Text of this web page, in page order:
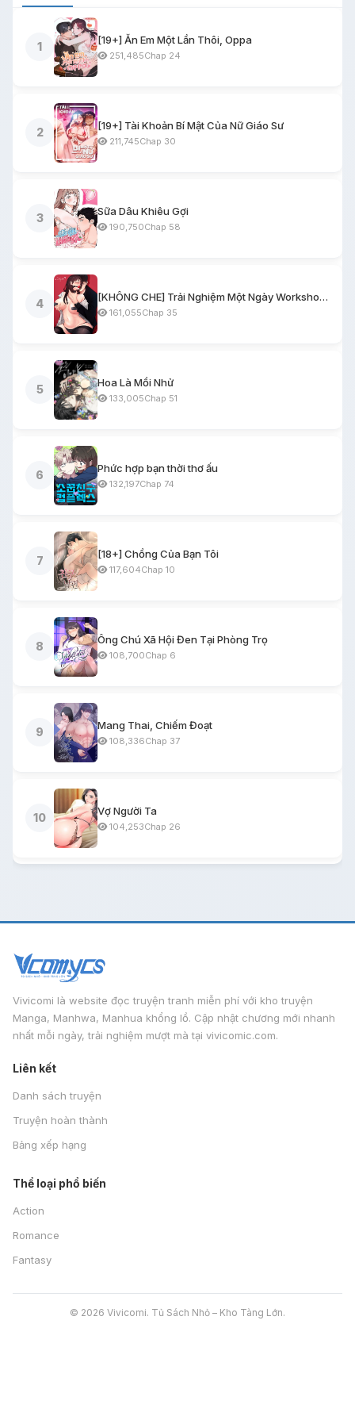
1
[19+] Ăn Em Một Lần Thôi, Oppa
251,485Chap 24
2
[19+] Tài Khoản Bí Mật Của Nữ Giáo Sư
211,745Chap 30
3
Sữa Dâu Khiêu Gợi
190,750Chap 58
4
[KHÔNG CHE] Trải Nghiệm Một Ngày Workshop BDSM
161,055Chap 35
5
Hoa Là Mồi Nhử
133,005Chap 51
6
Phức hợp bạn thời thơ ấu
132,197Chap 74
7
[18+] Chồng Của Bạn Tôi
117,604Chap 10
8
Ông Chú Xã Hội Đen Tại Phòng Trọ
108,700Chap 6
9
Mang Thai, Chiếm Đoạt
108,336Chap 37
10
Vợ Người Ta
104,253Chap 26
Vivicomi là website đọc truyện tranh miễn phí với kho truyện
Manga, Manhwa, Manhua khổng lồ. Cập nhật chương mới nhanh
nhất mỗi ngày, trải nghiệm mượt mà tại vivicomic.com.
Liên kết
Danh sách truyện
Truyện hoàn thành
Bảng xếp hạng
Thể loại phổ biến
Action
Romance
Fantasy
© 2026 Vivicomi. Tủ Sách Nhỏ – Kho Tàng Lớn.